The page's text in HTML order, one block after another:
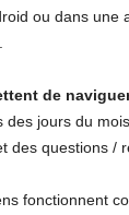
ou dans une
de
des jours du
des questions /
fonctionnent